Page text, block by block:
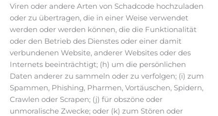
Viren oder andere Arten von Schadcode hochzuladen
oder zu übertragen, die in einer Weise verwendet
werden oder werden können, die die Funktionalität
oder den Betrieb des Dienstes oder einer damit
verbundenen Website, anderer Websites oder des
Internets beeinträchtigt; (h) um die persönlichen
Daten anderer zu sammeln oder zu verfolgen; (i) zum
Spammen, Phishing, Pharmen, Vortäuschen, Spidern,
Crawlen oder Scrapen; (j) für obszöne oder
unmoralische Zwecke; oder (k) zum Stören oder